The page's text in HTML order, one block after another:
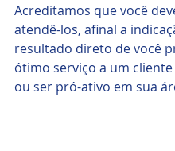
Acreditamos que você
atendê-los, afinal a
resultado direto de você
ótimo serviço a um
ou ser pró-ativo em sua